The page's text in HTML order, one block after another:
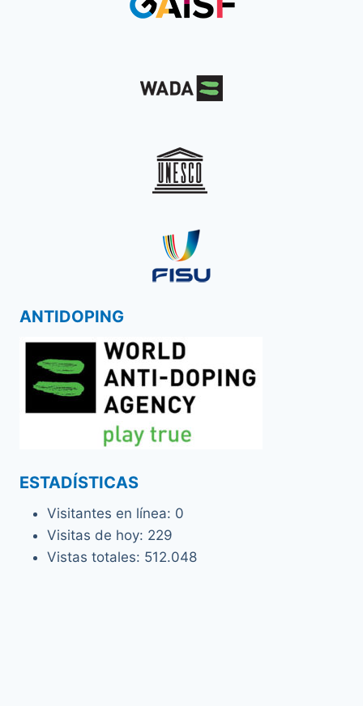
ANTIDOPING
ESTADÍSTICAS
Visitantes en línea: 0
Visitas de hoy: 229
Vistas totales: 512.048